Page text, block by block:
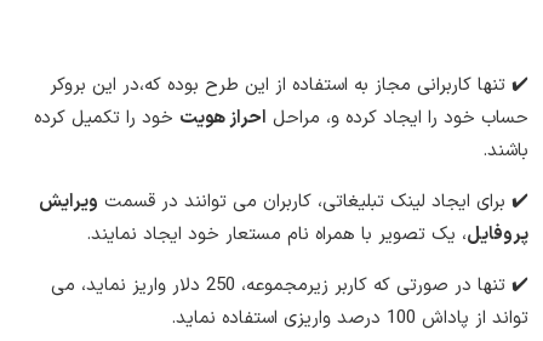
✔️ تنها کاربرانی مجاز به استفاده از این طرح بوده که،‌در این بروکر
حساب خود را ایجاد کرده و، مراحل احراز هویت خود را تکمیل کرده
باشند.
✔️ برای ایجاد لینک تبلیغاتی، کاربران می توانند در قسمت ویرایش
پروفایل، یک تصویر با همراه نام مستعار خود ایجاد نمایند.
✔️ تنها در صورتی که کاربر زیرمجموعه، 250 دلار واریز نماید،‌ می
تواند از پاداش 100 درصد واریزی استفاده نماید.